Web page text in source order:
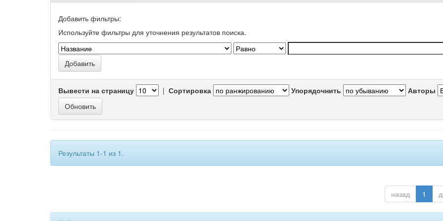
Добавить фильтры:
Используйте фильтры для уточнения результатов поиска.
Вывести на страницу | Сортировка Упорядочнить Авторы
Результаты 1-1 из 1.
назад 1